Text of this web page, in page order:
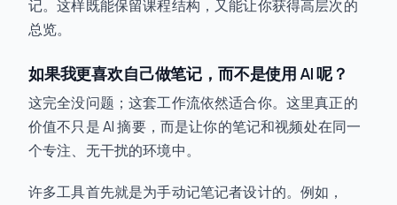
记。这样既能保留课程结构，又能让你获得高层次的
总览。
如果我更喜欢自己做笔记，而不是使用 AI 呢？
这完全没问题；这套工作流依然适合你。这里真正的
价值不只是 AI 摘要，而是让你的笔记和视频处在同一
个专注、无干扰的环境中。
许多工具首先就是为手动记笔记者设计的。例如，